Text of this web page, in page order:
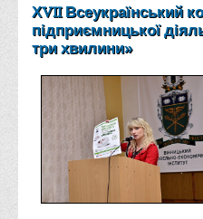
Міжнародна
Закордонні партнери
Програми стажування
Міжнародні проєкти
Корисні посилання
Навчально-методичний
З організації виховної
ХVII Всеукраїнський
підприємницької
три хвилини»